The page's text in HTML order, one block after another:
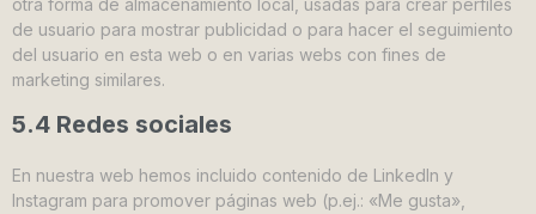
otra forma de almacenamiento local, usadas para crear perfiles
de usuario para mostrar publicidad o para hacer el seguimiento
del usuario en esta web o en varias webs con fines de
marketing similares.
5.4 Redes sociales
En nuestra web hemos incluido contenido de LinkedIn y
Instagram para promover páginas web (p.ej.: «Me gusta»,